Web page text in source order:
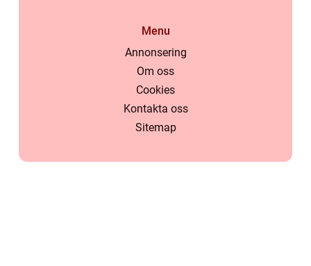
Menu
Annonsering
Om oss
Cookies
Kontakta oss
Sitemap